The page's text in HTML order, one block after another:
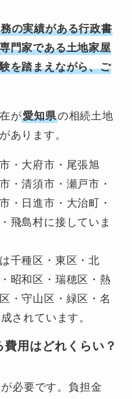
の実績がある行政書
門家である土地家屋
を踏まえながら、ご
が愛知県の相続土地
あります。
・大府市・尾張旭
・清須市・瀬戸市・
・日進市・大治町・
飛島村に接していま
千種区・東区・北
昭和区・瑞穂区・熱
・守山区・緑区・名
されています。
用はどれくらい？
が必要です。負担金